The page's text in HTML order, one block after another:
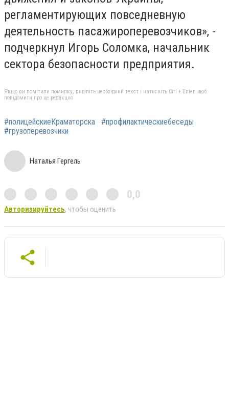
регламентирующих повседневную
деятельность пасажироперевозчиков», -
подчеркнул Игорь Соломка, начальник
сектора безопасности предприятия.
Якщо ви помітили помилку, виділіть необхідний текст і натисніть Ctrl + Enter, щоб
повідомити про це редакцію
#полицейскиеКраматорска
#профилактическиебеседы
#грузоперевозчики
Наталья Гергель
0,0
Авторизируйтесь, чтобы оценить